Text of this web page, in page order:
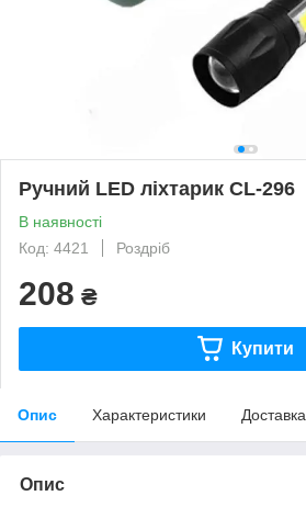
Ручний LED ліхтарик CL-296
В наявності
Код: 4421
Роздріб
208 ₴
Купити
Опис Характеристики Доставка
Опис